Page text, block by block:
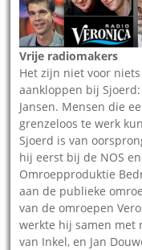
Vrije radiomakers
Het zijn niet voor niets
aankloppen bij
Jansen. Mensen die
grenzeloos te werk
Sjoerd is van
hij eerst bij de NOS
Omroepproduktie
aan de publieke
van de omroepen
werkte hij samen met
van Inkel, en Jan